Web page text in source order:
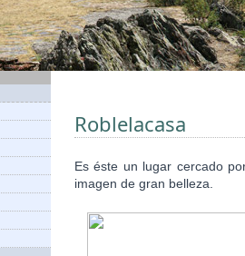
Roblelacasa
Es éste un lugar cercado
imagen de gran belleza.